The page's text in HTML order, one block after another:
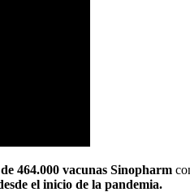
464.000 vacunas Sinopharm
el inicio de la pandemia.